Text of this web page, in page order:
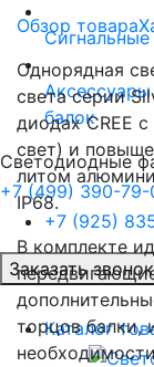
Сигнальные
балок
Светодиодные
+7 (499) 390-79-
+7 (925)
Заказать звонок
Каталог
Обзор товара
Однорядная
света серии
диодах CREE
свет) и
литом
IP68.
В комплекте
торцов балки,